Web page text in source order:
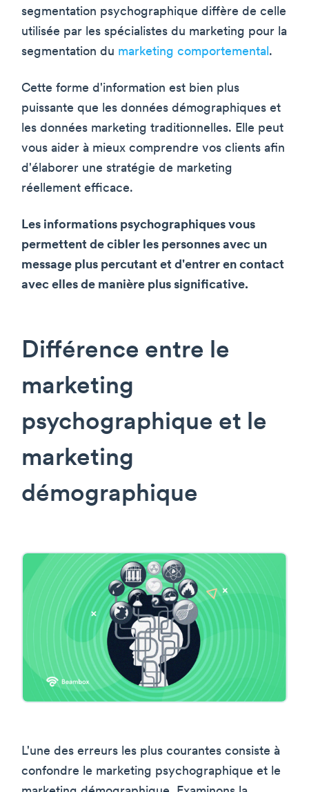
segmentation psychographique diffère de celle
utilisée par les spécialistes du marketing pour la
segmentation du marketing comportemental.
Cette forme d'information est bien plus
puissante que les données démographiques et
les données marketing traditionnelles. Elle peut
vous aider à mieux comprendre vos clients afin
d'élaborer une stratégie de marketing
réellement efficace.
Les informations psychographiques vous
permettent de cibler les personnes avec un
message plus percutant et d'entrer en contact
avec elles de manière plus significative.
Différence entre le
marketing
psychographique et le
marketing
démographique
L'une des erreurs les plus courantes consiste à
confondre le marketing psychographique et le